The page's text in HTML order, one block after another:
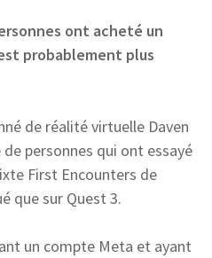
ont acheté un
probablement plus
de réalité virtuelle Daven
personnes qui ont essayé
First Encounters de
que sur Quest 3.
un compte Meta et ayant